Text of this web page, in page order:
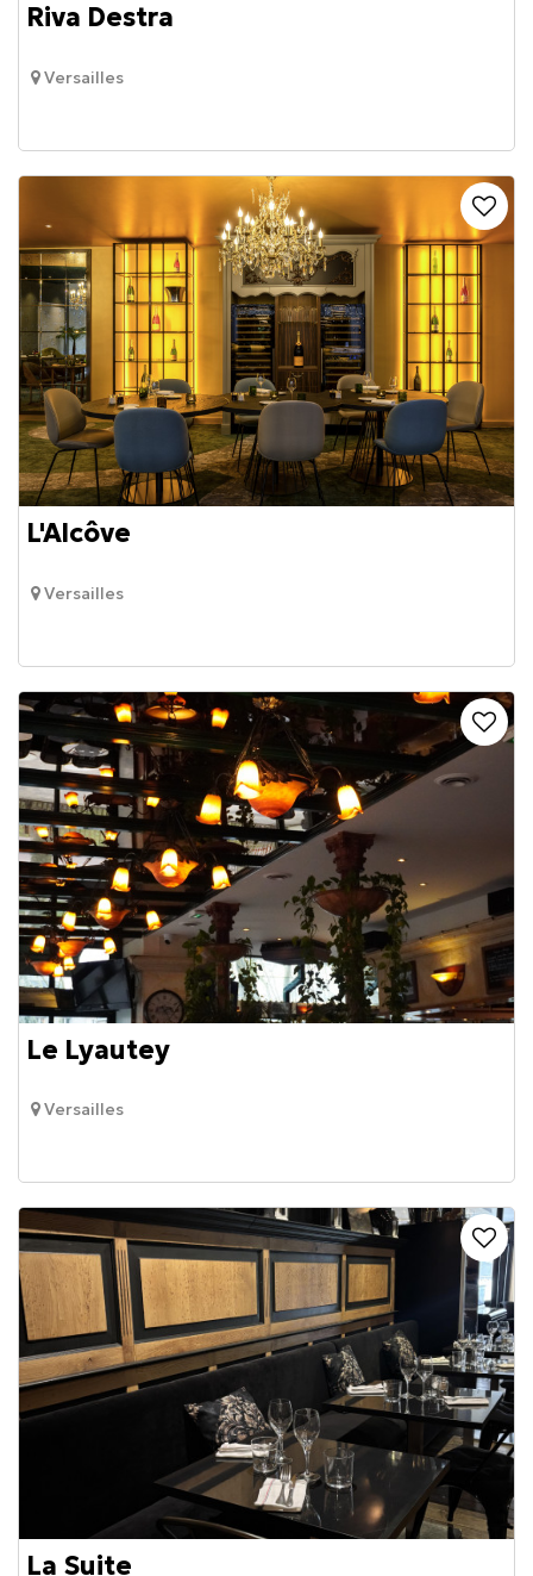
Riva Destra
Versailles
L'Alcôve
Versailles
Le Lyautey
Versailles
La Suite